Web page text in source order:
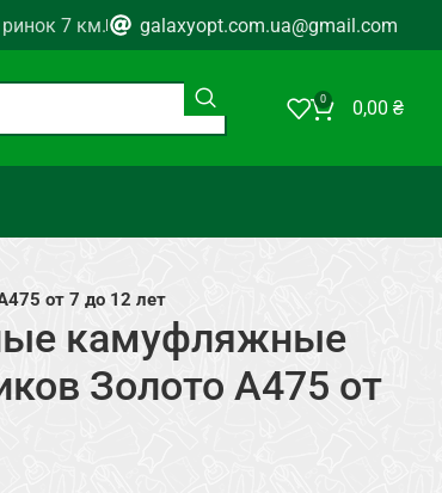
7 км. galaxyopt.com.ua@gmail.com
0 0,00 ₴
от 7 до 12 лет
камуфляжные
Золото A475 от